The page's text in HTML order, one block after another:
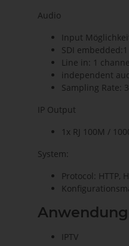
Audio
Input
SDI
Line in: 1
independent
Sampling Rate:
IP Output
1x RJ 100M /
System:
Protocol: HTTP,
IPTV